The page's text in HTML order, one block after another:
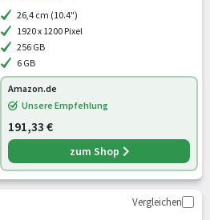
LPDDR4X RAM, 256 GB UFS
26,4 cm (10.4")
1920 x 1200 Pixel
256 GB
6 GB
Amazon.de
Unsere Empfehlung
191,33 €
zum Shop
Vergleichen